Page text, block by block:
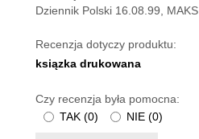
Dziennik Polski 16.08.99, MAKS
Recenzja dotyczy produktu:
ksiązka drukowana
Czy recenzja była pomocna:
TAK (0) NIE (0)